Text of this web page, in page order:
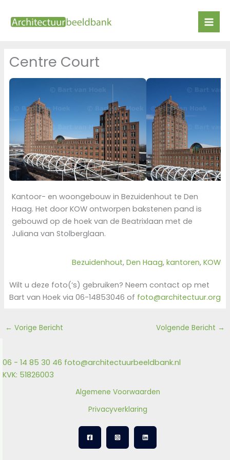
naar
Centre Court
Kantoor- en woongebouw in Bezuidenhout te Den
Haag. Het door KOW ontworpen bakstenen pand is
gebouwd op de hoek van de Beatrixlaan met de
Juliana van Stolberglaan.
Bezuidenhout, Den Haag, kantoren, KOW
Wilt u deze foto(‘s) gebruiken? Neem contact op met
Bart van Hoek via 06-14853046 of foto@architectuur.org
← Vorige Bericht Volgende Bericht →
06 - 14 85 30 46 foto@architectuurbeeldbank.nl
KVK: 51826003
Algemene Voorwaarden
Privacyverklaring